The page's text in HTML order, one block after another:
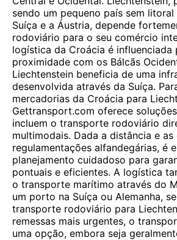
sendo um pequeno país sem
Suíça e a Áustria, depende
rodoviário para o seu comércio
logística da Croácia é influenciada
proximidade com os Bálcãs
Liechtenstein beneficia de uma
desenvolvida através da Suíça.
mercadorias da Croácia para
Gettransport.com oferece
incluem o transporte rodoviário
multimodais. Dada a distância e
regulamentações alfandegárias, é
planejamento cuidadoso para
pontuais e eficientes. A logística
o transporte marítimo através do
um porto na Suíça ou Alemanha,
transporte rodoviário para
remessas mais urgentes, o
uma opção, embora seja